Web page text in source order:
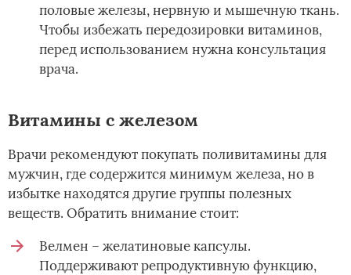
половые железы, нервную и мышечную ткань.
Чтобы избежать передозировки витаминов,
перед использованием нужна консультация
врача.
Витамины с железом
Врачи рекомендуют покупать поливитамины для
мужчин, где содержится минимум железа, но в
избытке находятся другие группы полезных
веществ. Обратить внимание стоит:
Велмен – желатиновые капсулы.
Поддерживают репродуктивную функцию,